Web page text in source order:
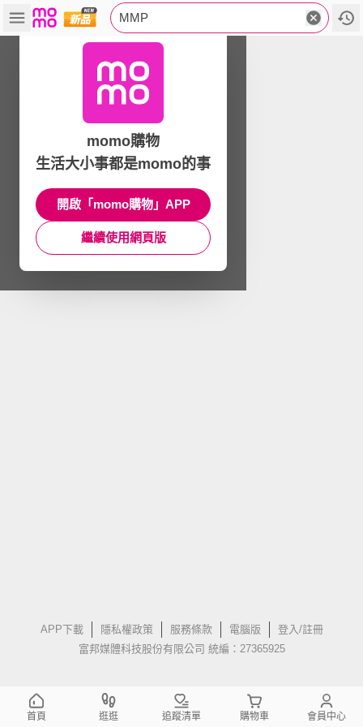
MMP
APP下載 隱私權政策 服務條款 電腦版
登入/註冊
富邦媒體科技股份有限公司 統編：27365925
momo購物
生活大小事都是momo的事
開啟「momo購物」APP
繼續使用網頁版
首頁 逛逛 追蹤清單 購物車 會員中心